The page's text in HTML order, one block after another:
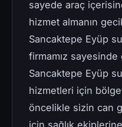
sayede araç
hizmet almanın
Sancaktepe Eyüp
firmamız sayesinde
Sancaktepe Eyüp
hizmetleri için
öncelikle sizin can